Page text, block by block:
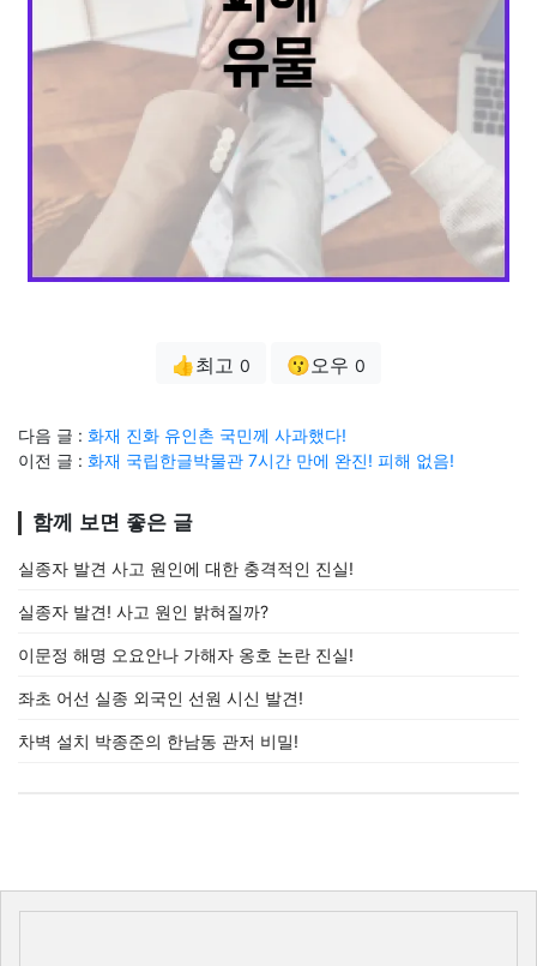
👍최고 0 😗오우 0
다음 글 : 화재 진화 유인촌 국민께 사과했다!
이전 글 : 화재 국립한글박물관 7시간 만에 완진! 피해 없음!
함께 보면 좋은 글
실종자 발견 사고 원인에 대한 충격적인 진실!
실종자 발견! 사고 원인 밝혀질까?
이문정 해명 오요안나 가해자 옹호 논란 진실!
좌초 어선 실종 외국인 선원 시신 발견!
차벽 설치 박종준의 한남동 관저 비밀!